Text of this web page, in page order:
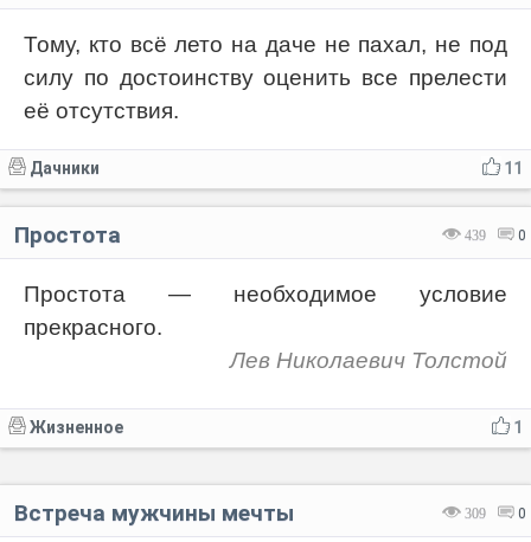
Тому, кто всё лето на даче не пахал, не под
силу по достоинству оценить все прелести
её отсутствия.
11
Дачники
439 0
Простота
Простота — необходимое условие
прекрасного.
Лев Николаевич Толстой
1
Жизненное
309 0
Встреча мужчины мечты